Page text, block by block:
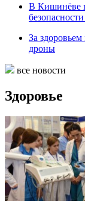
В Кишинёве
За
дроны
все новости
Здоровье